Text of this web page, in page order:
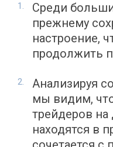
Среди
прежнему
настроение,
продолжить
Анализируя
мы видим,
трейдеров
находятся в